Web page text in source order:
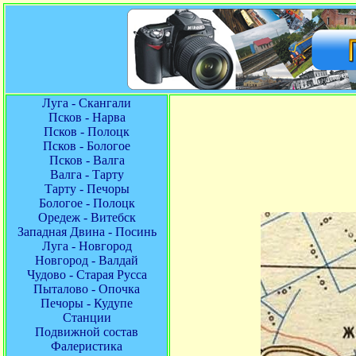
Луга - Скангали
Псков - Нарва
Псков - Полоцк
Псков - Бологое
Псков - Валга
Валга - Тарту
Тарту - Печоры
Бологое - Полоцк
Оредеж - Витебск
Западная Двина - Посинь
Луга - Новгород
Новгород - Валдай
Чудово - Старая Русса
Пыталово - Опочка
Печоры - Кудупе
Станции
Подвижной состав
Фалеристика